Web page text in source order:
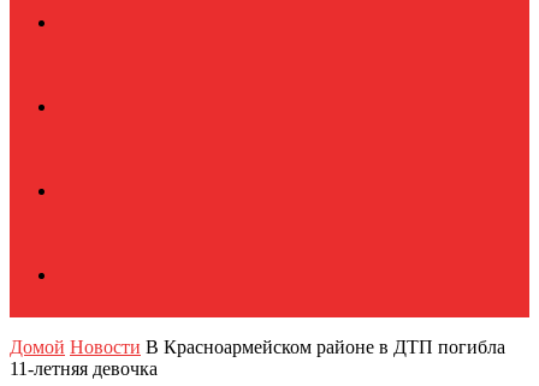
Домой Новости В Красноармейском районе в ДТП погибла
11-летняя девочка